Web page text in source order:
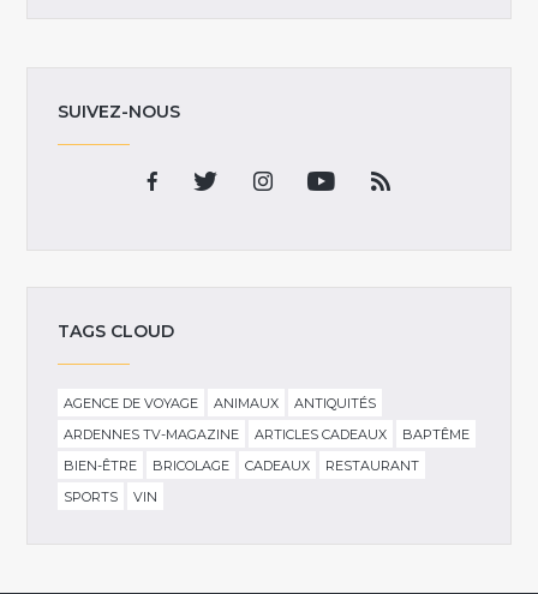
SUIVEZ-NOUS
TAGS CLOUD
AGENCE DE VOYAGE ANIMAUX
ANTIQUITÉS
ARDENNES TV-MAGAZINE
ARTICLES CADEAUX
BAPTÊME
BIEN-ÊTRE
BRICOLAGE CADEAUX
RESTAURANT
SPORTS
VIN